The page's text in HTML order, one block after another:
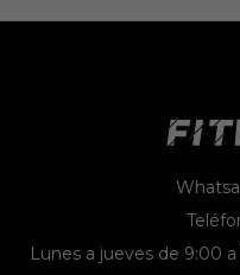
Lunes a jueves de 9:00